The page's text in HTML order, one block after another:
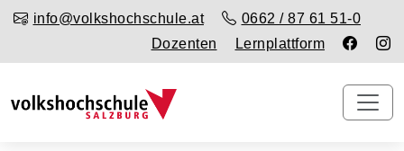
info@volkshochschule.at
0662 / 87 61 51-0
Dozenten
Lernplattform